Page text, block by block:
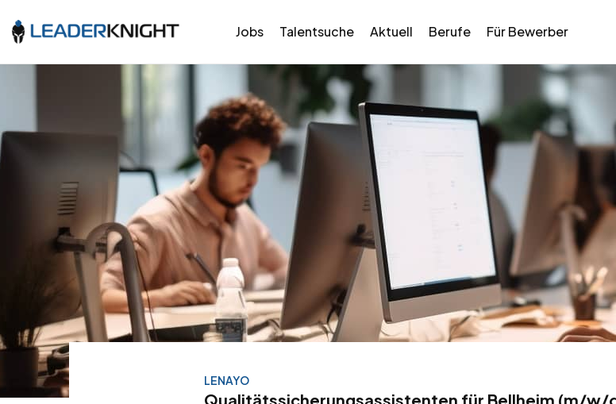
Jobs Talentsuche Aktuell Berufe Für Bewerber
LENAYO
Qualitätssicherungsassistenten für Bellheim (m/w/